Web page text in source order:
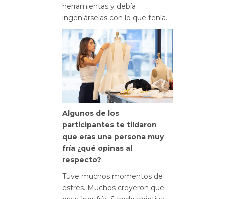
herramientas y debía
ingeniárselas con lo que tenía.
Algunos de los
participantes te tildaron
que eras una persona muy
fría ¿qué opinas al
respecto?
Tuve muchos momentos de
estrés. Muchos creyeron que